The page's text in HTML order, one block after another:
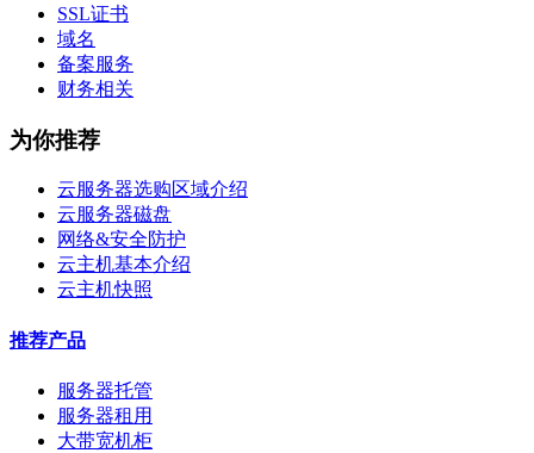
SSL证书
域名
备案服务
财务相关
为你推荐
云服务器选购区域介绍
云服务器磁盘
网络&安全防护
云主机基本介绍
云主机快照
推荐产品
服务器托管
服务器租用
大带宽机柜